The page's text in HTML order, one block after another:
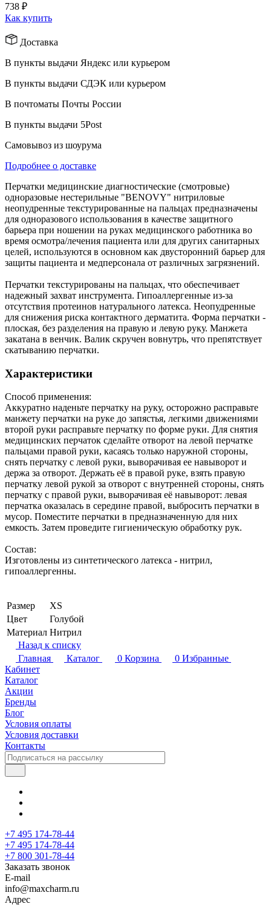
738 ₽
Как купить
Доставка
В пункты выдачи Яндекс или курьером
В пункты выдачи СДЭК или курьером
В почтоматы Почты России
В пункты выдачи 5Post
Самовывоз из шоурума
Подробнее о доставке
Перчатки медицинские диагностические (смотровые)
одноразовые нестерильные "BENOVY" нитриловые
неопудренные текстурированные на пальцах предназначены
для одноразового использования в качестве защитного
барьера при ношении на руках медицинского работника во
время осмотра/лечения пациента или для других санитарных
целей, используются в основном как двусторонний барьер для
защиты пациента и медперсонала от различных загрязнений.
Перчатки текстурированы на пальцах, что обеспечивает
надежный захват инструмента. Гипоаллергенные из-за
отсутствия протеинов натурального латекса. Неопудренные
для снижения риска контактного дерматита. Форма перчатки -
плоская, без разделения на правую и левую руку. Манжета
закатана в венчик. Валик скручен вовнутрь, что препятствует
скатыванию перчатки.
Характеристики
Способ применения:
Аккуратно наденьте перчатку на руку, осторожно расправьте
манжету перчатки на руке до запястья, легкими движениями
второй руки расправьте перчатку по форме руки. Для снятия
медицинских перчаток сделайте отворот на левой перчатке
пальцами правой руки, касаясь только наружной стороны,
снять перчатку с левой руки, выворачивая ее навыворот и
держа за отворот. Держать её в правой руке, взять правую
перчатку левой рукой за отворот с внутренней стороны, снять
перчатку с правой руки, выворачивая её навыворот: левая
перчатка оказалась в середине правой, выбросить перчатки в
мусор. Поместите перчатки в предназначенную для них
емкость. Затем проведите гигиеническую обработку рук.
Состав:
Изготовлены из синтетического латекса - нитрил,
гипоаллергенны.
Размер
XS
Цвет
Голубой
Материал Нитрил
Назад к списку
Главная
Каталог 0 Корзина 0 Избранные
Кабинет
Каталог
Акции
Бренды
Блог
Условия оплаты
Условия доставки
Контакты
+7 495 174-78-44
+7 495 174-78-44
+7 800 301-78-44
Заказать звонок
E-mail
info@maxcharm.ru
Адрес